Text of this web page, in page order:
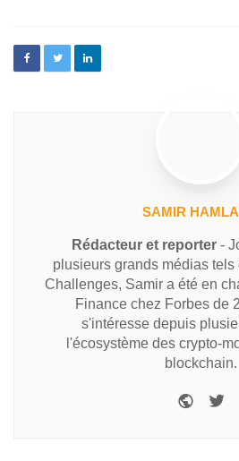
SAMIR
Rédacteur et reporter-
plusieurs grands médias
Challenges, Samir a été en
Finance chez Forbes de
s'intéresse depuis
l'écosystème des crypto-
blockchain.